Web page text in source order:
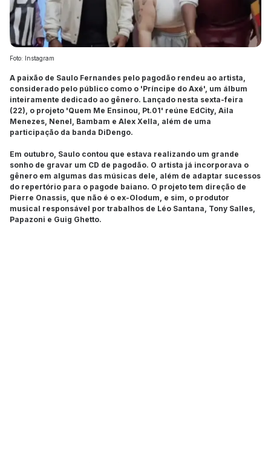
Foto: Instagram
A paixão de Saulo Fernandes pelo pagodão rendeu ao artista,
considerado pelo público como o 'Príncipe do Axé', um álbum
inteiramente dedicado ao gênero. Lançado nesta sexta-feira
(22), o projeto 'Quem Me Ensinou, Pt.01' reúne EdCity, Aila
Menezes, Nenel, Bambam e Alex Xella, além de uma
participação da banda DiDengo.
Em outubro, Saulo contou que estava realizando um grande
sonho de gravar um CD de pagodão. O artista já incorporava o
gênero em algumas das músicas dele, além de adaptar sucessos
do repertório para o pagode baiano. O projeto tem direção de
Pierre Onassis, que não é o ex-Olodum, e sim, o produtor
musical responsável por trabalhos de Léo Santana, Tony Salles,
Papazoni e Guig Ghetto.